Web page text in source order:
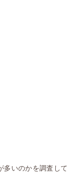
多いのかを調査して